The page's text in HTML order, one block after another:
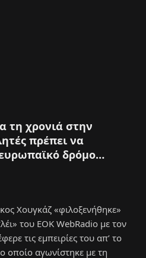
τη χρονιά στην
πρέπει να
δρόμο…
Χουγκάζ «φιλοξενήθηκε»
του EOK WebRadio με τον
τις εμπειρίες του απ’ το
οποίο αγωνίστηκε με τη